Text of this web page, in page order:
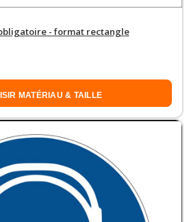
- format rectangle
MATÉRIAU & TAILLE